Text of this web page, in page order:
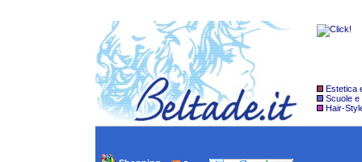
Estetica
Scuole e
Hair-